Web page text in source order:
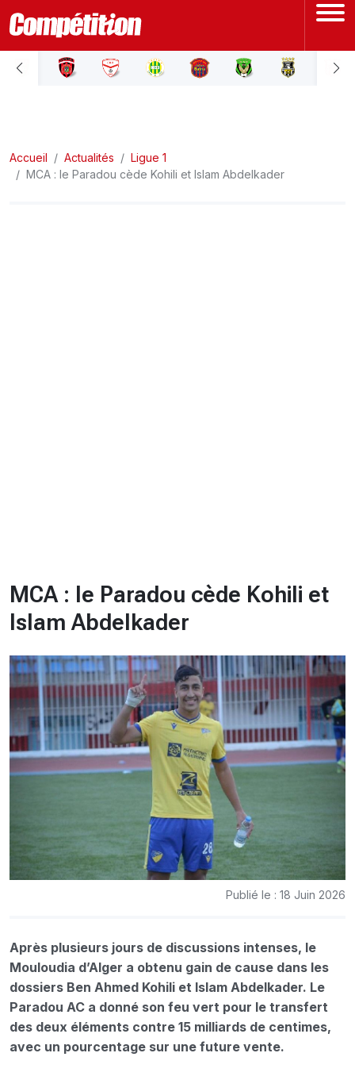
ACCUEIL
LIGUE 2
Accueil Actualités
Ligue 1
MCA : le Paradou cède Kohili et Islam Abdelkader
MCA : le Paradou cède Kohili et
Islam Abdelkader
Publié le : 18 Juin 2026
Après plusieurs jours de discussions intenses, le
Mouloudia d’Alger a obtenu gain de cause dans les
dossiers Ben Ahmed Kohili et Islam Abdelkader. Le
Paradou AC a donné son feu vert pour le transfert
des deux éléments contre 15 milliards de centimes,
avec un pourcentage sur une future vente.